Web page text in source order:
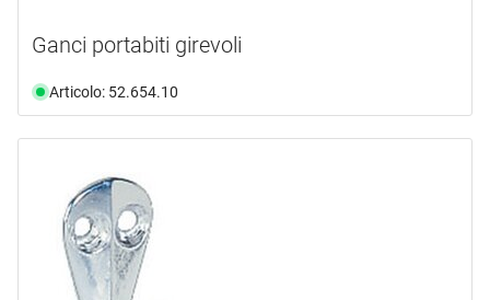
Ganci portabiti girevoli
Articolo: 52.654.10